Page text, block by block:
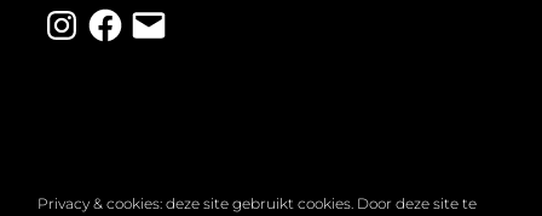
Instagram
Facebook
E-
mail
Privacy & cookies: deze site gebruikt cookies. Door deze site te